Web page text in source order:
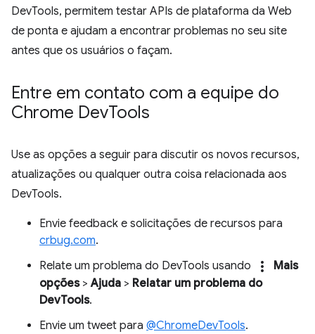
DevTools, permitem testar APIs de plataforma da Web
de ponta e ajudam a encontrar problemas no seu site
antes que os usuários o façam.
Entre em contato com a equipe do
Chrome DevTools
Use as opções a seguir para discutir os novos recursos,
atualizações ou qualquer outra coisa relacionada aos
DevTools.
Envie feedback e solicitações de recursos para
crbug.com.
Relate um problema do DevTools usando
more_vert
Mais
opções>Ajuda > Relatar um problema do
DevTools.
Envie um tweet para @ChromeDevTools.